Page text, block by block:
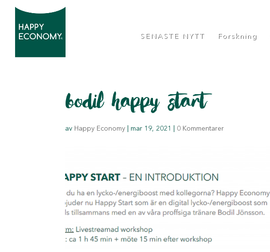
SENASTE NYTT Forskning
bodil happy start
av Happy Economy |mar 19, 2021 0 Kommentarer